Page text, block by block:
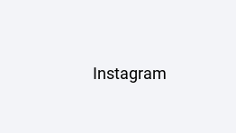
Instagram